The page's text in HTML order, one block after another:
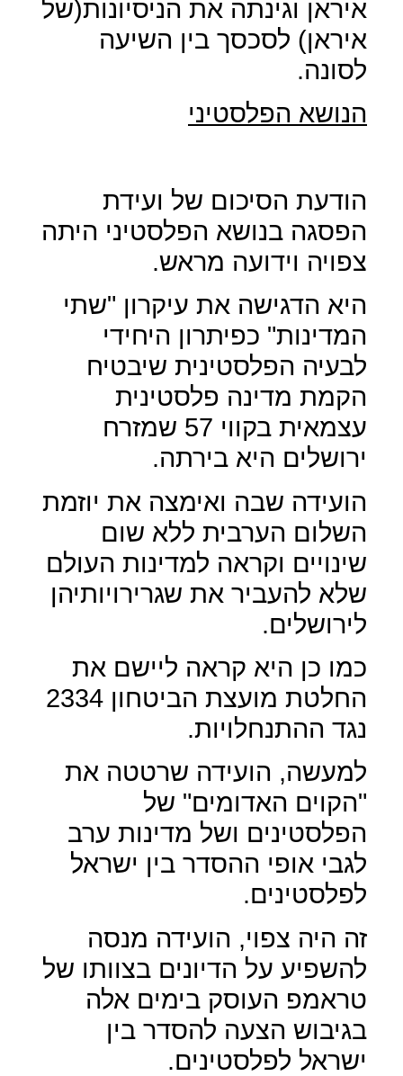
איראן וגינתה את הניסיונות(של
איראן) לסכסך בין השיעה
לסונה.
הנושא הפלסטיני
הודעת הסיכום של ועידת
הפסגה בנושא הפלסטיני היתה
צפויה וידועה מראש.
היא הדגישה את עיקרון "שתי
המדינות" כפיתרון היחידי
לבעיה הפלסטינית שיבטיח
הקמת מדינה פלסטינית
עצמאית בקווי 57 שמזרח
ירושלים היא בירתה.
הועידה שבה ואימצה את יוזמת
השלום הערבית ללא שום
שינויים וקראה למדינות העולם
שלא להעביר את שגרירויותיהן
לירושלים.
כמו כן היא קראה ליישם את
החלטת מועצת הביטחון 2334
נגד ההתנחלויות.
למעשה, הועידה שרטטה את
"הקוים האדומים" של
הפלסטינים ושל מדינות ערב
לגבי אופי ההסדר בין ישראל
לפלסטינים.
זה היה צפוי, הועידה מנסה
להשפיע על הדיונים בצוותו של
טראמפ העוסק בימים אלה
בגיבוש הצעה להסדר בין
ישראל לפלסטינים.